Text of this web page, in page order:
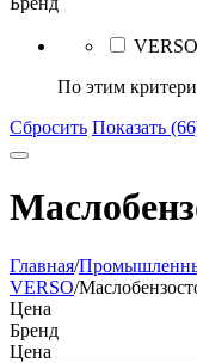
VERSO
По этим
Сбросить Показать
Главная/
VERSO/
Цена
Бренд
Цена